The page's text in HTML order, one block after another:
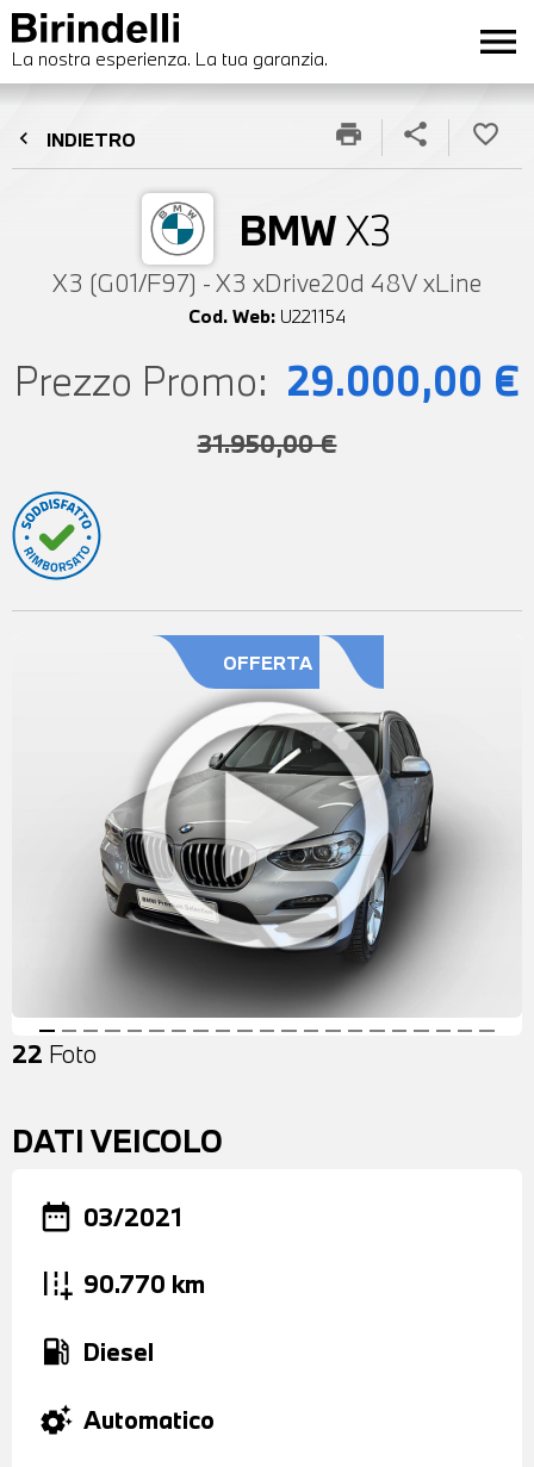
La nostra esperienza. La tua garanzia. menu
chevron_left INDIETRO
BMWX3
X3 (G01/F97) - X3 xDrive20d 48V xLine
Cod. Web: U221154
print share favorite_border
Prezzo Promo: 29.000,00 €
31.950,00 €
OFFERTA
22 Foto
DATI VEICOLO
date_range 03/2021
add_road 90.770 km
local_gas_station Diesel
settings_suggest Automatico